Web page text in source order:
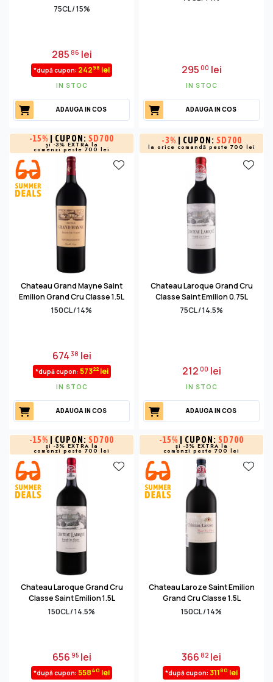
75CL / 15%
28586 lei
*după cupon: 24298 lei
IN STOC
ADAUGA IN COS
29500 lei
IN STOC
ADAUGA IN COS
-15% | CUPON: SD700
și -3% EXTRA la
comenzi peste 700 lei
Chateau Grand Mayne Saint
Emilion Grand Cru Classe 1.5L
150CL / 14%
674 38 lei
*după cupon: 57322lei
IN STOC
ADAUGA IN COS
-3% | CUPON: SD700
la orice comandă peste 700 lei
Chateau Laroque Grand Cru
Classe Saint Emilion 0.75L
75CL / 14.5%
21200 lei
IN STOC
ADAUGA IN COS
-15% | CUPON: SD700
și -3% EXTRA la
comenzi peste 700 lei
Chateau Laroque Grand Cru
Classe Saint Emilion 1.5L
150CL / 14.5%
65695lei
*după cupon: 55840 lei
-15% | CUPON: SD700
și -3% EXTRA la
comenzi peste 700 lei
Chateau Laroze Saint Emilion
Grand Cru Classe 1.5L
150CL / 14%
36682 lei
*după cupon: 31180 lei